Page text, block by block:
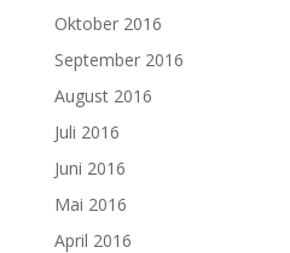
Oktober 2016
September 2016
August 2016
Juli 2016
Juni 2016
Mai 2016
April 2016